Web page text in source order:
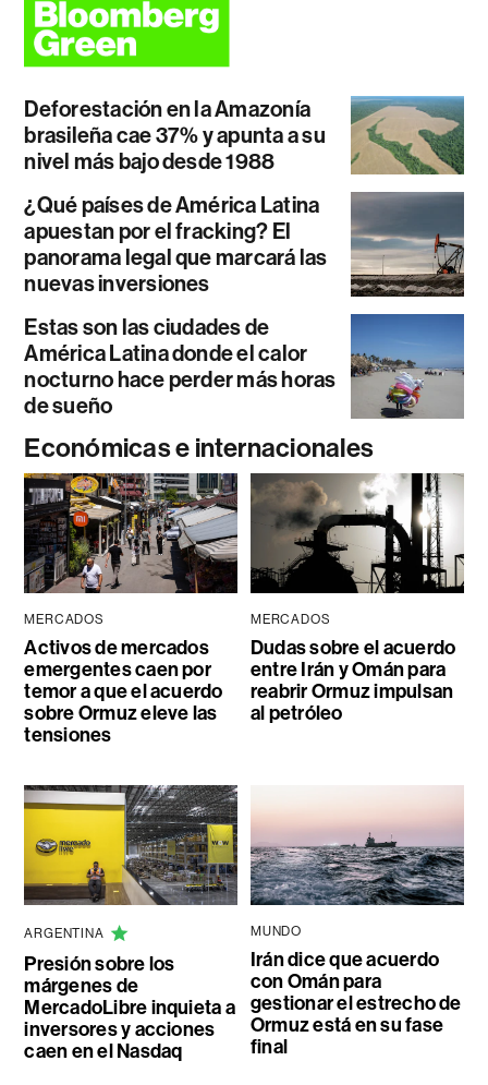
Deforestación en la Amazonía
brasileña cae 37% y apunta a su
nivel más bajo desde 1988
¿Qué países de América Latina
apuestan por el fracking? El
panorama legal que marcará las
nuevas inversiones
Estas son las ciudades de
América Latina donde el calor
nocturno hace perder más horas
de sueño
Económicas e internacionales
MERCADOS
Activos de mercados
emergentes caen por
temor a que el acuerdo
sobre Ormuz eleve las
tensiones
MERCADOS
Dudas sobre el acuerdo
entre Irán y Omán para
reabrir Ormuz impulsan
al petróleo
ARGENTINA
Presión sobre los
márgenes de
MercadoLibre inquieta a
inversores y acciones
caen en el Nasdaq
MUNDO
Irán dice que acuerdo
con Omán para
gestionar el estrecho de
Ormuz está en su fase
final